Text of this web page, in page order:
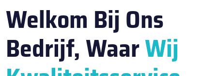
Welkom Bij Ons
Bedrijf, WaarWij